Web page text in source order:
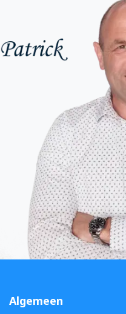
Algemeen